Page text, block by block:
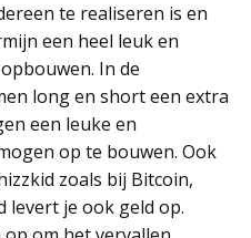
te realiseren is en
een heel leuk en
In de
long en short een extra
een leuke en
op te bouwen. Ook
zoals bij Bitcoin,
levert je ook geld op.